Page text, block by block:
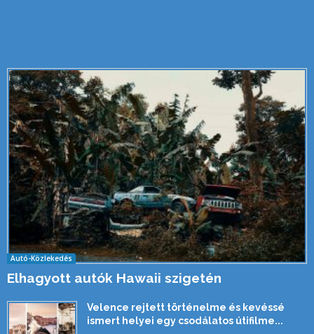
Autó-Közlekedés
Elhagyott autók Hawaii szigetén
Velence rejtett történelme és kevéssé
ismert helyei egy csodálatos útifilme...